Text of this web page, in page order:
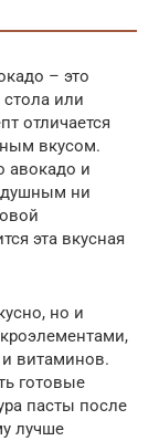
– это
или
отличается
вкусом.
авокадо и
ни
эта вкусная
но и
витаминов.
готовые
пасты после
лучше